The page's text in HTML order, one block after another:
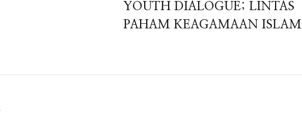
YOUTH DIALOGUE; LINTAS
PAHAM KEAGAMAAN ISLAM